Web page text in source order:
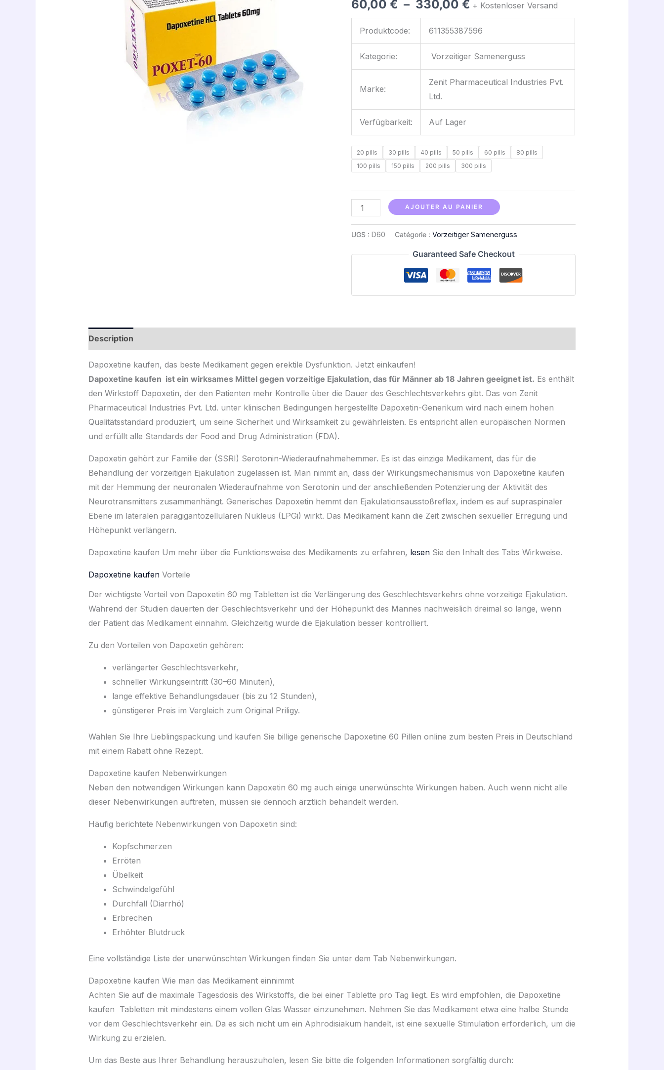
60,00 € – 330,00 €
à
330,00 €
+ Kostenloser Versand
Produktcode: 611355387596
Kategorie: Vorzeitiger Samenerguss
Marke:
Zenit Pharmaceutical Industries Pvt.
Ltd.
Verfügbarkeit: Auf Lager
20 pills 30 pills 40 pills 50 pills 60 pills
80 pills
100 pills
150 pills 200 pills 300 pills
AJOUTER AU PANIER
UGS :D60 Catégorie :Vorzeitiger Samenerguss
Guaranteed Safe Checkout
Description
Dapoxetine kaufen, das beste Medikament gegen erektile Dysfunktion. Jetzt einkaufen!
Dapoxetine kaufen ist ein wirksames Mittel gegen vorzeitige Ejakulation, das für Männer ab 18 Jahren geeignet ist. Es enthält
den Wirkstoff Dapoxetin, der den Patienten mehr Kontrolle über die Dauer des Geschlechtsverkehrs gibt. Das von Zenit
Pharmaceutical Industries Pvt. Ltd. unter klinischen Bedingungen hergestellte Dapoxetin-Generikum wird nach einem hohen
Qualitätsstandard produziert, um seine Sicherheit und Wirksamkeit zu gewährleisten. Es entspricht allen europäischen Normen
und erfüllt alle Standards der Food and Drug Administration (FDA).
Dapoxetin gehört zur Familie der (SSRI) Serotonin-Wiederaufnahmehemmer. Es ist das einzige Medikament, das für die
Behandlung der vorzeitigen Ejakulation zugelassen ist. Man nimmt an, dass der Wirkungsmechanismus von Dapoxetine kaufen
mit der Hemmung der neuronalen Wiederaufnahme von Serotonin und der anschließenden Potenzierung der Aktivität des
Neurotransmitters zusammenhängt. Generisches Dapoxetin hemmt den Ejakulationsausstoßreflex, indem es auf supraspinaler
Ebene im lateralen paragigantozellulären Nukleus (LPGi) wirkt. Das Medikament kann die Zeit zwischen sexueller Erregung und
Höhepunkt verlängern.
Dapoxetine kaufen Um mehr über die Funktionsweise des Medikaments zu erfahren, lesenSie den Inhalt des Tabs Wirkweise.
Dapoxetine kaufenVorteile
Der wichtigste Vorteil von Dapoxetin 60 mg Tabletten ist die Verlängerung des Geschlechtsverkehrs ohne vorzeitige Ejakulation.
Während der Studien dauerten der Geschlechtsverkehr und der Höhepunkt des Mannes nachweislich dreimal so lange, wenn
der Patient das Medikament einnahm. Gleichzeitig wurde die Ejakulation besser kontrolliert.
Zu den Vorteilen von Dapoxetin gehören:
verlängerter Geschlechtsverkehr,
schneller Wirkungseintritt (30–60 Minuten),
lange effektive Behandlungsdauer (bis zu 12 Stunden),
günstigerer Preis im Vergleich zum Original Priligy.
Wählen Sie Ihre Lieblingspackung und kaufen Sie billige generische Dapoxetine 60 Pillen online zum besten Preis in Deutschland
mit einem Rabatt ohne Rezept.
Dapoxetine kaufen Nebenwirkungen
Neben den notwendigen Wirkungen kann Dapoxetin 60 mg auch einige unerwünschte Wirkungen haben. Auch wenn nicht alle
dieser Nebenwirkungen auftreten, müssen sie dennoch ärztlich behandelt werden.
Häufig berichtete Nebenwirkungen von Dapoxetin sind:
Kopfschmerzen
Erröten
Übelkeit
Schwindelgefühl
Durchfall (Diarrhö)
Erbrechen
Erhöhter Blutdruck
Eine vollständige Liste der unerwünschten Wirkungen finden Sie unter dem Tab Nebenwirkungen.
Dapoxetine kaufen Wie man das Medikament einnimmt
Achten Sie auf die maximale Tagesdosis des Wirkstoffs, die bei einer Tablette pro Tag liegt. Es wird empfohlen, die Dapoxetine
kaufen Tabletten mit mindestens einem vollen Glas Wasser einzunehmen. Nehmen Sie das Medikament etwa eine halbe Stunde
vor dem Geschlechtsverkehr ein. Da es sich nicht um ein Aphrodisiakum handelt, ist eine sexuelle Stimulation erforderlich, um die
Wirkung zu erzielen.
Um das Beste aus Ihrer Behandlung herauszuholen, lesen Sie bitte die folgenden Informationen sorgfältig durch: